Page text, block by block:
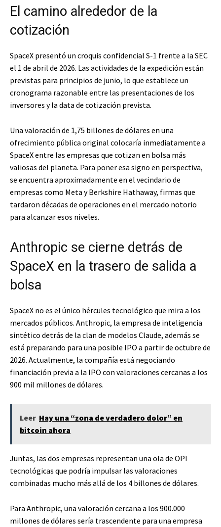
El camino alrededor de la
cotización
SpaceX presentó un croquis confidencial S-1 frente a la SEC
el 1 de abril de 2026. Las actividades de la expedición están
previstas para principios de junio, lo que establece un
cronograma razonable entre las presentaciones de los
inversores y la data de cotización prevista.
Una valoración de 1,75 billones de dólares en una
ofrecimiento pública original colocaría inmediatamente a
SpaceX entre las empresas que cotizan en bolsa más
valiosas del planeta. Para poner esa signo en perspectiva,
se encuentra aproximadamente en el vecindario de
empresas como Meta y Berkshire Hathaway, firmas que
tardaron décadas de operaciones en el mercado notorio
para alcanzar esos niveles.
Anthropic se cierne detrás de
SpaceX en la trasero de salida a
bolsa
SpaceX no es el único hércules tecnológico que mira a los
mercados públicos. Anthropic, la empresa de inteligencia
sintético detrás de la clan de modelos Claude, además se
está preparando para una posible IPO a partir de octubre de
2026. Actualmente, la compañía está negociando
financiación previa a la IPO con valoraciones cercanas a los
900 mil millones de dólares.
Leer Hay una “zona de verdadero dolor” en
bitcoin ahora
Juntas, las dos empresas representan una ola de OPI
tecnológicas que podría impulsar las valoraciones
combinadas mucho más allá de los 4 billones de dólares.
Para Anthropic, una valoración cercana a los 900.000
millones de dólares sería trascendente para una empresa